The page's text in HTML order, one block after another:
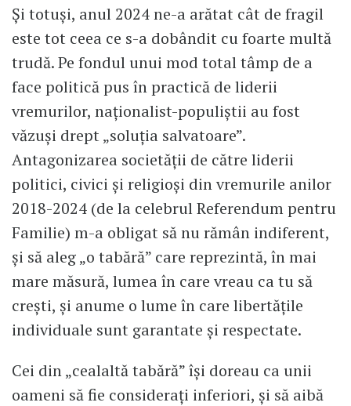
Și totuși, anul 2024 ne-a arătat cât de fragil
este tot ceea ce s-a dobândit cu foarte multă
trudă. Pe fondul unui mod total tâmp de a
face politică pus în practică de liderii
vremurilor, naționalist-populiștii au fost
văzuși drept „soluția salvatoare”.
Antagonizarea societății de către liderii
politici, civici și religioși din vremurile anilor
2018-2024 (de la celebrul Referendum pentru
Familie) m-a obligat să nu rămân indiferent,
și să aleg „o tabără” care reprezintă, în mai
mare măsură, lumea în care vreau ca tu să
crești, și anume o lume în care libertățile
individuale sunt garantate și respectate.
Cei din „cealaltă tabără” își doreau ca unii
oameni să fie considerați inferiori, și să aibă